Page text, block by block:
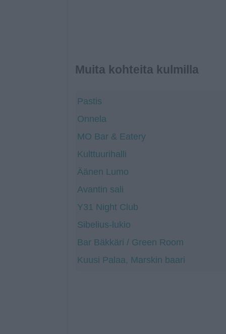
Muita kohteita kulmilla
Pastis
Onnela
MO Bar & Eatery
Kulttuurihalli
Äänen Lumo
Avantin sali
Y31 Night Club
Sibelius-lukio
Bar Bäkkäri / Green Room
Kuusi Palaa, Marskin baari